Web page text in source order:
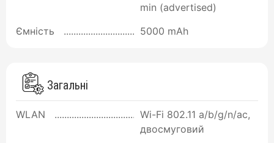
min (advertised)
Ємність
5000 mAh
Загальні
WLAN
Wi-Fi 802.11 a/b/g/n/ac,
двосмуговий